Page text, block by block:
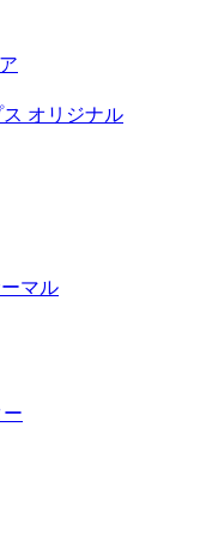
オリジナル
マル